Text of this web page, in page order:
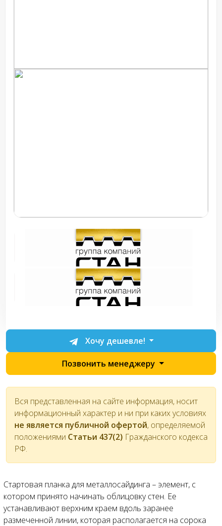
Хочу дешевле!
Позвонить менеджеру
Вся представленная на сайте информация, носит
информационный характер и ни при каких условиях
не является публичной офертой, определяемой
положениями Статьи 437(2) Гражданского кодекса
РФ.
Стартовая планка для металлосайдинга – элемент, с
котором принято начинать облицовку стен. Ее
устанавливают верхним краем вдоль заранее
размеченной линии, которая располагается на сорока